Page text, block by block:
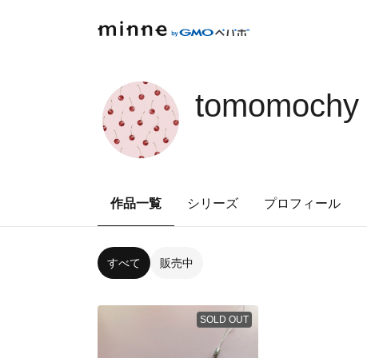
tomomochy
作品一覧 シリーズ プロフィール
すべて 販売中
SOLD OUT